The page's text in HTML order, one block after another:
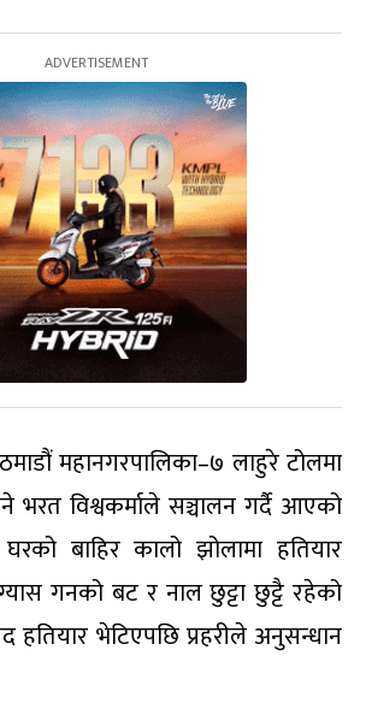
महानगरपालिका–७ लाहुरे टोलमा
भरत विश्वकर्माले सञ्चालन गर्दै आएको
बाहिर कालो झोलामा हतियार
गनको बट र नाल छुट्टा छुट्टै रहेको
हतियार भेटिएपछि प्रहरीले अनुसन्धान